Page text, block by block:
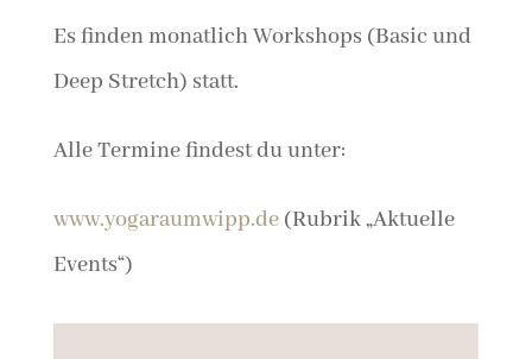
Es finden monatlich Workshops (Basic und
Deep Stretch) statt.
Alle Termine findest du unter:
www.yogaraumwipp.de(Rubrik „Aktuelle
Events“)